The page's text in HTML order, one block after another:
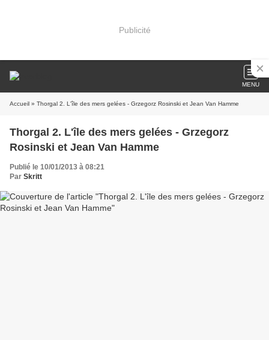
Publicité
MENU
Accueil » Thorgal 2. L'île des mers gelées - Grzegorz Rosinski et Jean Van Hamme
Thorgal 2. L'île des mers gelées - Grzegorz
Rosinski et Jean Van Hamme
Publié le 10/01/2013 à 08:21
Par Skritt